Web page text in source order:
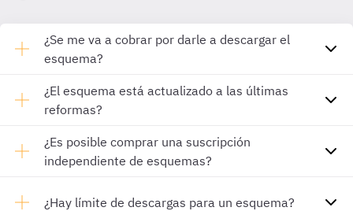
¿Se me va a cobrar por darle a descargar el
esquema?
¿El esquema está actualizado a las últimas
reformas?
¿Es posible comprar una suscripción
independiente de esquemas?
¿Hay límite de descargas para un esquema?